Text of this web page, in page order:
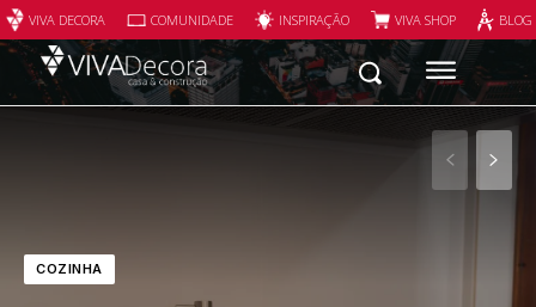
VIVA DECORA COMUNIDADE INSPIRAÇÃO VIVA SHOP
COZINHA